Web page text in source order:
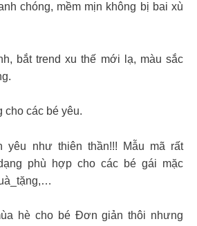
chóng, mềm mịn không bị bai xù
bắt trend xu thế mới lạ, màu sắc
cho các bé yêu.
yêu như thiên thần!!! Mẫu mã rất
phù hợp cho các bé gái mặc
hè cho bé Đơn giản thôi nhưng